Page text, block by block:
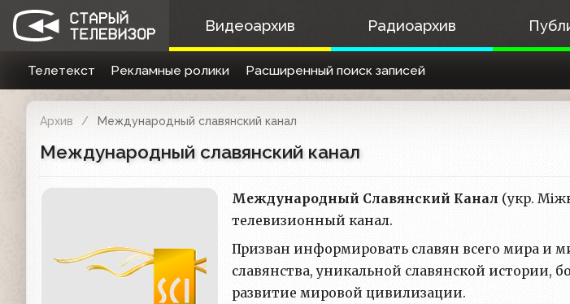
Видеоархив Радиоархив
Телетекст Рекламные ролики Расширенный поиск записей
Архив Международный славянский канал
Международный славянский канал
Международный Славянский Канал (укр.
телевизионный канал.
Призван информировать славян всего мира и
славянства, уникальной славянской истории,
развитие мировой цивилизации.